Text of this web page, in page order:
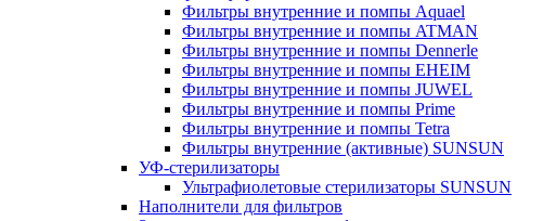
Фильтры внутренние и помпы Aquael
Фильтры внутренние и помпы ATMAN
Фильтры внутренние и помпы Dennerle
Фильтры внутренние и помпы EHEIM
Фильтры внутренние и помпы JUWEL
Фильтры внутренние и помпы Prime
Фильтры внутренние и помпы Tetra
Фильтры внутренние (активные) SUNSUN
УФ-стерилизаторы
Ультрафиолетовые стерилизаторы SUNSUN
Наполнители для фильтров